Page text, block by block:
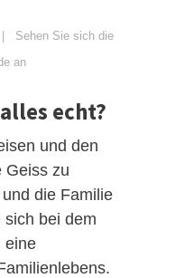
Sehen Sie sich die
an
echt?
und den
Geiss zu
die Familie
sich bei dem
eine